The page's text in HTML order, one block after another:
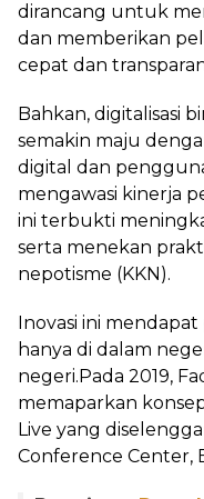
dirancang untuk
dan memberikan
cepat dan
Bahkan, digitalisasi
semakin maju
digital dan
mengawasi kinerja
ini terbukti
serta menekan
nepotisme (KKN).
Inovasi ini
hanya di dalam
negeri.Pada 2019,
memaparkan
Live yang
Conference Center,